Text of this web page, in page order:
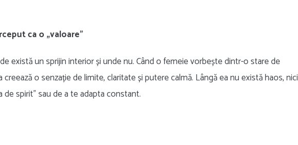
ca o „valoare”
există un sprijin interior și unde nu. Când o femeie vorbește dintr-o stare de
o senzație de limite, claritate și putere calmă. Lângă ea nu există haos, nici
de spirit” sau de a te adapta constant.